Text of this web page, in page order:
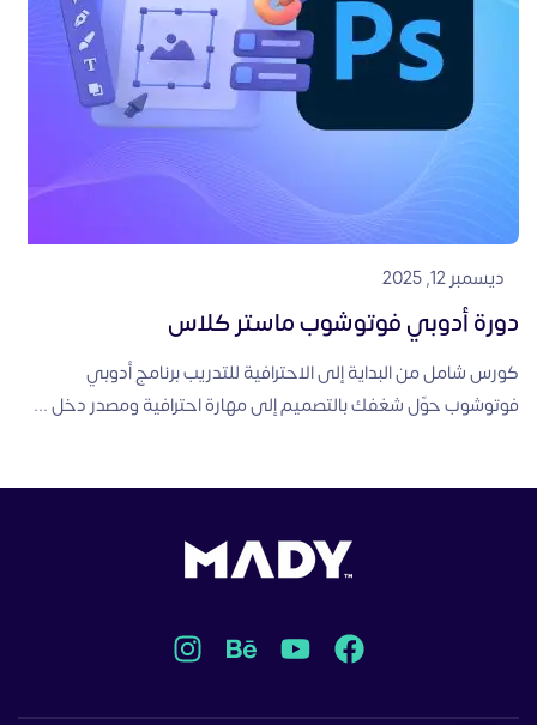
ديسمبر 12, 2025
دورة أدوبي فوتوشوب ماستر كلاس
كورس شامل من البداية إلى الاحترافية للتدريب برنامج أدوبي
فوتوشوب حوّل شغفك بالتصميم إلى مهارة احترافية ومصدر دخل ...